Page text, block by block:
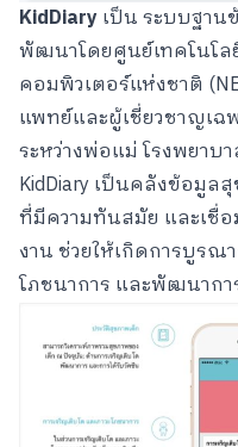
KidDiaryเป็น ระบบฐาน
พัฒนาโดยศูนย์เทคโนโ
คอมพิวเตอร์แห่งชาติ
แพทย์และผู้เชี่ยวชาญเฉ
ระหว่างพ่อแม่ โรงพยาบ
KidDiary เป็นคลังข้อมูล
ที่มีความทันสมัย และเชื่อ
งาน ช่วยให้เกิดการบูรณ
โภชนาการ และพัฒนาก